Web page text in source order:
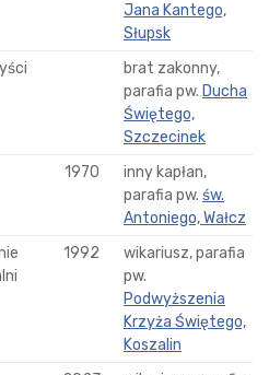
Jana Kantego,
Słupsk
brat zakonny,
parafia pw. Ducha
Świętego,
Szczecinek
1970
inny kapłan,
parafia pw. św.
Antoniego, Wałcz
1992
wikariusz, parafia
pw.
Podwyższenia
Krzyża Świętego,
Koszalin